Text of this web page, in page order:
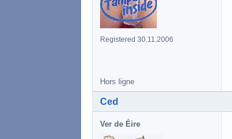
Registered 30.11.2006
Hors ligne
Ced
Ver de Éire